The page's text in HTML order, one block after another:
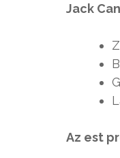
Jack
Az est